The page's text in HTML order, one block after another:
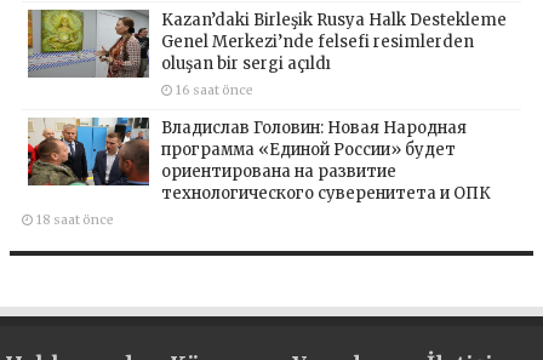
Kazan’daki Birleşik Rusya Halk Destekleme
Genel Merkezi’nde felsefi resimlerden
oluşan bir sergi açıldı
16 saat önce
Владислав Головин: Новая Народная
программа «Единой России» будет
ориентирована на развитие
технологического суверенитета и ОПК
18 saat önce